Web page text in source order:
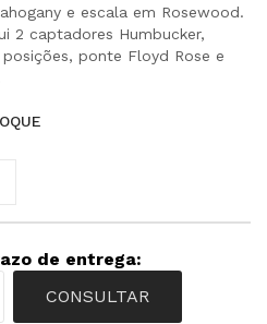
e escala em Rosewood.
2 captadores Humbucker,
ponte Floyd Rose e
de entrega:
CONSULTAR